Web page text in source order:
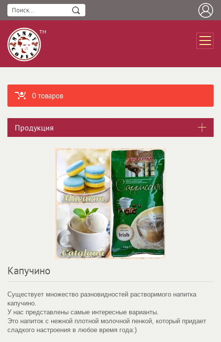
ТМ
0 товаров
Продукция
Капучино
Существует множество разновидностей растворимого напитка
капучино.
У нас представлены самые интересные варианты.
Это напиток с нежной плотной молочной пенкой, который придает
сладкого настроения в любое время года:)